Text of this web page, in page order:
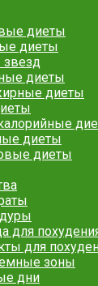
диеты
диеты
диеты
диеты
диеты
диеты
для
для
зоны
дни